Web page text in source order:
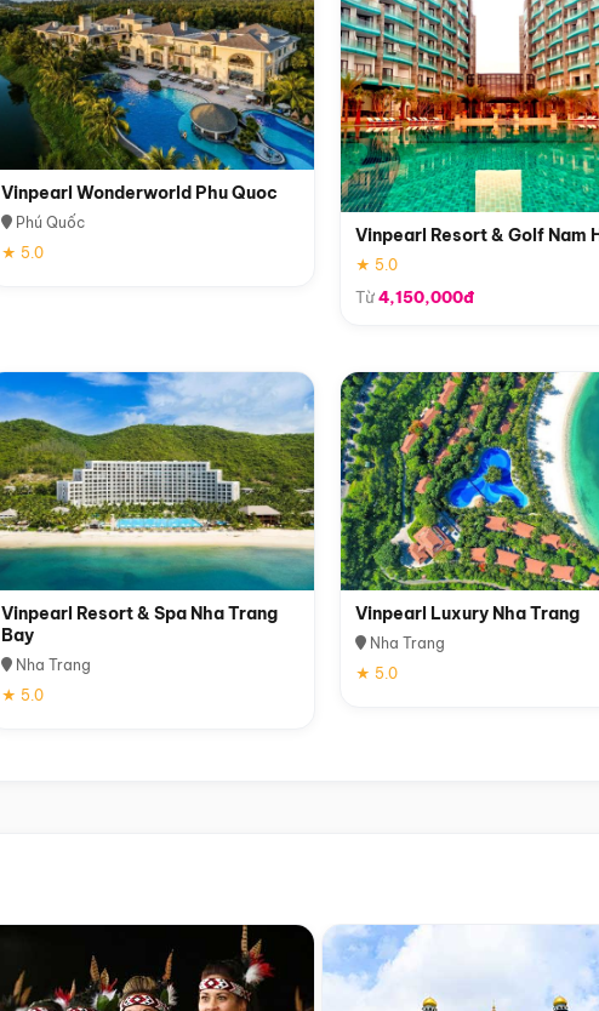
Vinpearl Wonderworld Phu Quoc
Phú Quốc
★ 5.0
Vinpearl Resort & Golf Nam
★ 5.0
Từ4,150,000đ
Vinpearl Resort & Spa Nha Trang
Bay
Nha Trang
★ 5.0
Vinpearl Luxury Nha Trang
Nha Trang
★ 5.0